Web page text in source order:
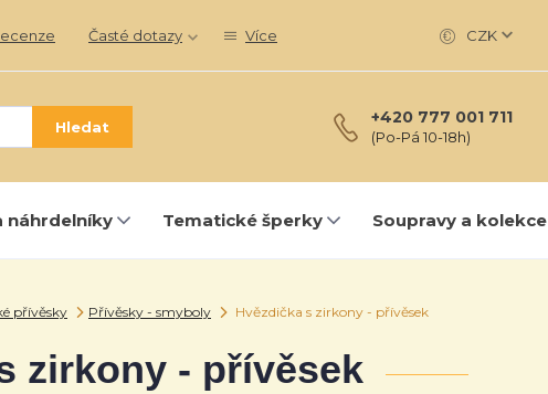
Časté dotazy Více CZK
Hledat +420 777 001 711
(Po-Pá 10-18h)
náhrdelníky Tematické šperky Soupravy a kolekce
přívěsky Přívěsky - smyboly Hvězdička s zirkony - přívěsek
zirkony - přívěsek